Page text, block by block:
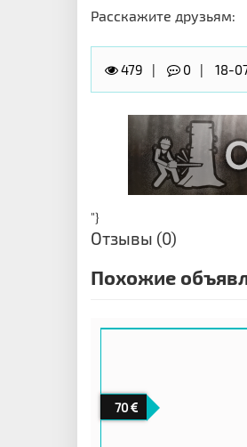
Расскажите друзьям:
479 0 18-
"}
Отзывы (0)
Похожие
70